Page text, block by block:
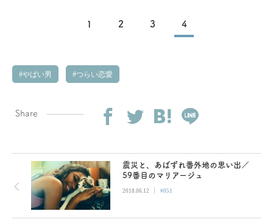
1 2 3 4
やばい男 つらい恋愛
Share
震災と、あばずれ番外地の思い出／
59番目のマリアージュ
2018.06.12 | #051